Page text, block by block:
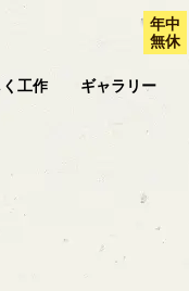
年中
無休
工作 ギャラリー